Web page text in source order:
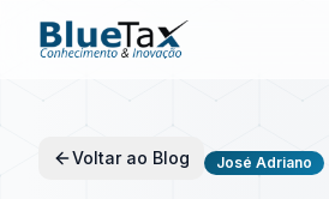
Voltar ao Blog José Adriano